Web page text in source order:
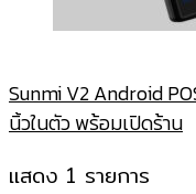
Sunmi V2 Android
นิ้วในตัว พร้อมเปิดร้าน
แสดง 1 รายการ